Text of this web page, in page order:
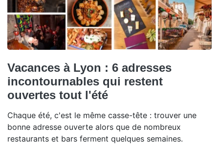
Vacances à Lyon : 6 adresses
incontournables qui restent
ouvertes tout l'été
Chaque été, c'est le même casse-tête : trouver une
bonne adresse ouverte alors que de nombreux
restaurants et bars ferment quelques semaines.